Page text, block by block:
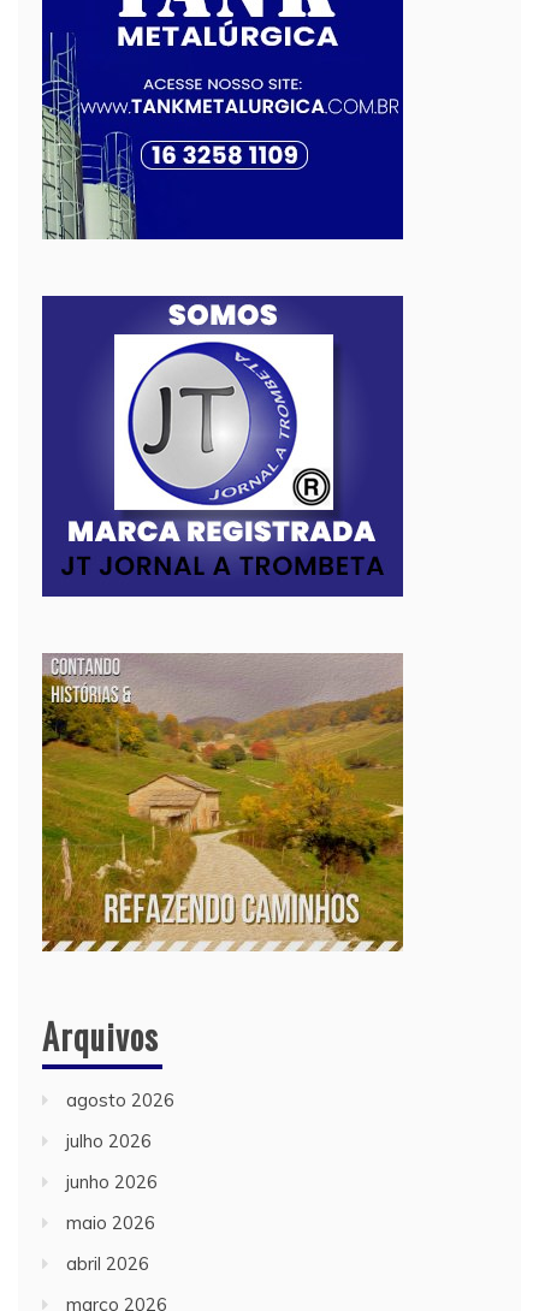
Arquivos
agosto 2026
julho 2026
junho 2026
maio 2026
abril 2026
março 2026